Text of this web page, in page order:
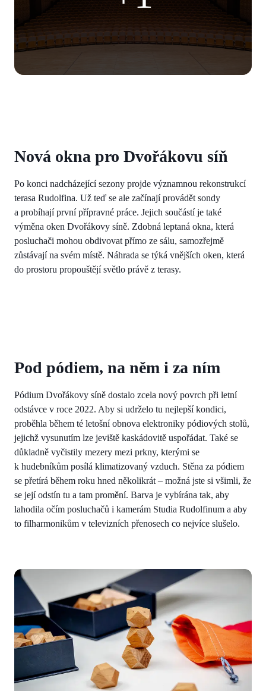
Nová okna pro Dvořákovu síň
Po konci nadcházející sezony projde významnou rekonstrukcí
terasa Rudolfina. Už teď se ale začínají provádět sondy
a probíhají první přípravné práce. Jejich součástí je také
výměna oken Dvořákovy síně. Zdobná leptaná okna, která
posluchači mohou obdivovat přímo ze sálu, samozřejmě
zůstávají na svém místě. Náhrada se týká vnějších oken, která
do prostoru propouštějí světlo právě z terasy.
Pod pódiem, na něm i za ním
Pódium Dvořákovy síně dostalo zcela nový povrch při letní
odstávce v roce 2022. Aby si udrželo tu nejlepší kondici,
proběhla během té letošní obnova elektroniky pódiových stolů,
jejichž vysunutím lze jeviště kaskádovitě uspořádat. Také se
důkladně vyčistily mezery mezi prkny, kterými se
k hudebníkům posílá klimatizovaný vzduch. Stěna za pódiem
se přetírá během roku hned několikrát – možná jste si všimli, že
se její odstín tu a tam promění. Barva je vybírána tak, aby
lahodila očím posluchačů i kamerám Studia Rudolfinum a aby
to filharmonikům v televizních přenosech co nejvíce slušelo.